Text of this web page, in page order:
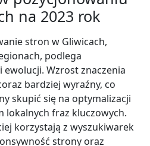
na 2023 rok
stron w Gliwicach,
podlega
Wzrost znaczenia
bardziej wyraźny, co
skupić się na optymalizacji
lokalnych fraz kluczowych.
korzystają z wyszukiwarek
strony oraz